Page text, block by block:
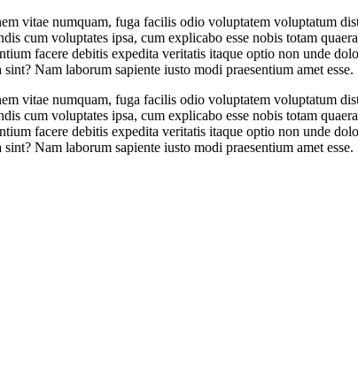
vitae numquam, fuga facilis odio voluptatem voluptatum
cum voluptates ipsa, cum explicabo esse nobis totam
facere debitis expedita veritatis itaque optio non unde
Nam laborum sapiente iusto modi praesentium amet esse.
vitae numquam, fuga facilis odio voluptatem voluptatum
cum voluptates ipsa, cum explicabo esse nobis totam
facere debitis expedita veritatis itaque optio non unde
Nam laborum sapiente iusto modi praesentium amet esse.